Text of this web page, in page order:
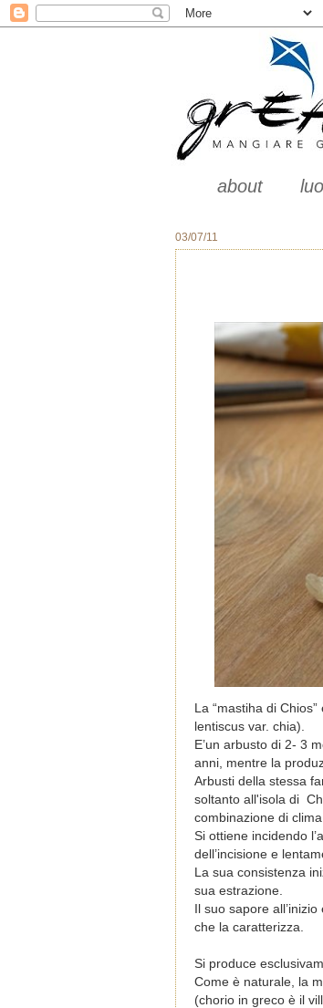
about
03/07/11
La “mastiha di
lentiscus var. chia).
E’un arbusto di 2- 3
anni, mentre la
Arbusti della stessa
soltanto all'isola di
combinazione di
Si ottiene incidendo
dell’incisione e
La sua consistenza
sua estrazione.
Il suo sapore
che la caratterizza.
Si produce
Come è naturale, la
(chorio in greco è il